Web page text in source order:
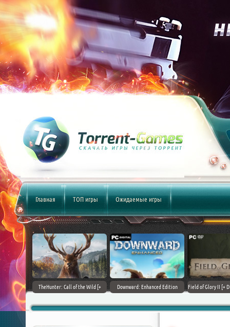
Главная ТОП игры Ожидаемые игры
(2017)
TheHunter: Call of the Wild [+
Downward: Enhanced Edition
Field of Glory II [+